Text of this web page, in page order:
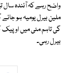
بیرل رہی۔